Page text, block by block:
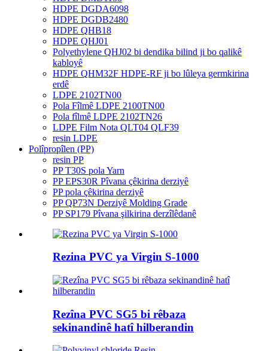
HDPE DGDA6098
HDPE DGDB2480
HDPE QHB18
HDPE QHJ01
Polyethylene QHJ02 bi dendika bilind ji bo qalikê
kabloyê
HDPE QHM32F HDPE-RF ji bo lûleya germkirina
erdê
LDPE 2102TN00
Pola Fîlmê LDPE 2100TN00
Pola fîlmê LDPE 2102TN26
LDPE Film Nota QLT04 QLF39
resin LDPE
Polîpropîlen (PP)
resin PP
PP T30S pola Yarn
PP EPS30R Pîvana çêkirina derziyê
PP pola çêkirina derziyê
PP QP73N Derziyê Molding Grade
PP SP179 Pîvana şilkirina derzîlêdanê
Rezina PVC ya Virgin S-1000
Rezîna PVC SG5 bi rêbaza
sekinandinê hatî hilberandin